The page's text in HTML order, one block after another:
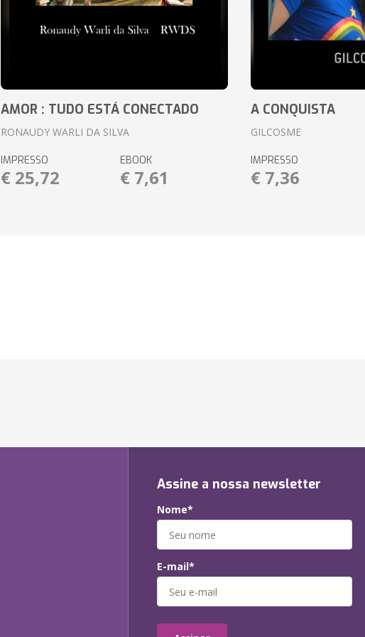
AMOR : TUDO ESTÁ CONECTADO
RONAUDY WARLI DA SILVA
IMPRESSO
€ 25,72
EBOOK
€ 7,61
A CONQUISTA
GILCOSME
IMPRESSO
€ 7,36
Assine a nossa newsletter
Nome*
E-mail*